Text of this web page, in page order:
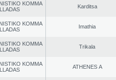
KOMMA
Karditsa
KOMMA
Imathia
KOMMA
Trikala
KOMMA
ATHENES Α